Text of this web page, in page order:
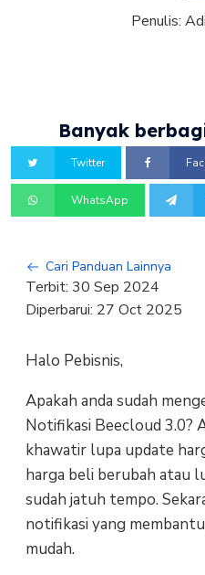
Penulis:
Banyak
Twitter
WhatsApp
Cari Panduan Lainnya
Terbit: 30 Sep 2024
Diperbarui: 27 Oct 2025
Halo Pebisnis,
Apakah anda sudah
Notifikasi Beecloud 3.0?
khawatir lupa update
harga beli berubah atau
sudah jatuh tempo.
notifikasi yang
mudah.